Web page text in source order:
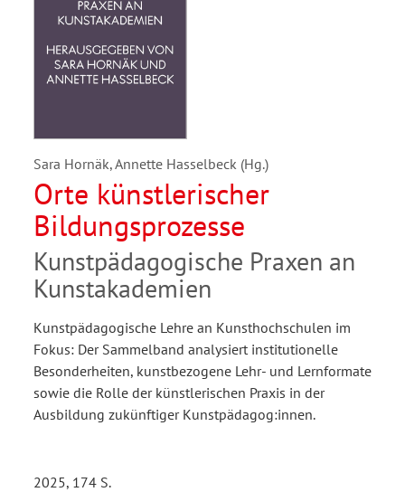
Sara Hornäk, Annette Hasselbeck (Hg.)
Orte künstlerischer
Bildungsprozesse
Kunstpädagogische Praxen an
Kunstakademien
Kunstpädagogische Lehre an Kunsthochschulen im
Fokus: Der Sammelband analysiert institutionelle
Besonderheiten, kunstbezogene Lehr- und Lernformate
sowie die Rolle der künstlerischen Praxis in der
Ausbildung zukünftiger Kunstpädagog:innen.
2025, 174 S.